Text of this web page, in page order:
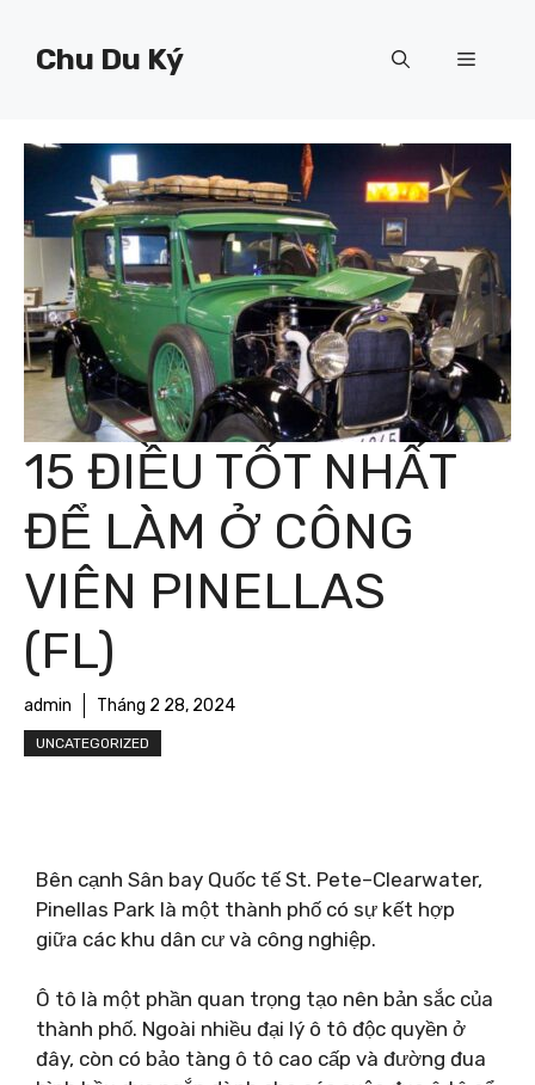
Chu Du Ký Menu
15 ĐIỀU TỐT NHẤT
ĐỂ LÀM Ở CÔNG
VIÊN PINELLAS
(FL)
admin Tháng 2 28, 2024
UNCATEGORIZED
Bên cạnh Sân bay Quốc tế St. Pete–Clearwater,
Pinellas Park là một thành phố có sự kết hợp
giữa các khu dân cư và công nghiệp.
Ô tô là một phần quan trọng tạo nên bản sắc của
thành phố. Ngoài nhiều đại lý ô tô độc quyền ở
đây, còn có bảo tàng ô tô cao cấp và đường đua